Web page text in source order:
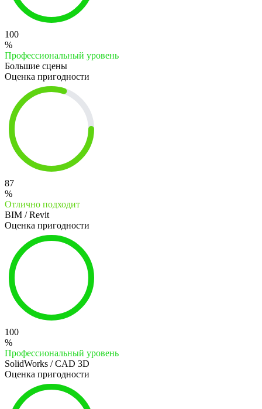
100
%
Профессиональный уровень
Большие сцены
Оценка пригодности
87
%
Отлично подходит
BIM / Revit
Оценка пригодности
100
%
Профессиональный уровень
SolidWorks / CAD 3D
Оценка пригодности